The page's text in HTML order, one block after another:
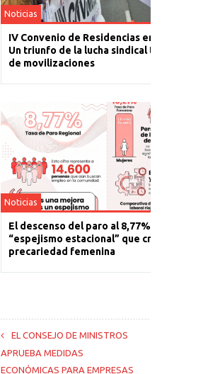
Noticias
IV Convenio de Residencias en La Rioja:
Un triunfo de la lucha sindical tras un año
de movilizaciones
Noticias
El descenso del paro al 8,77% es un
“espejismo estacional” que cronifica la
precariedad femenina
EL CONSEJO DE MINISTROS
APRUEBA MEDIDAS
ECONÓMICAS PARA EMPRESAS